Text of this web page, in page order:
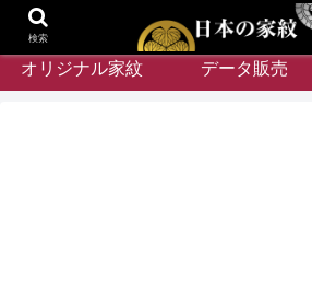
オリジナル家紋 データ販売
検索